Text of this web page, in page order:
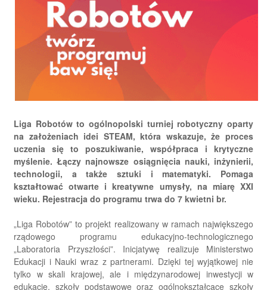
Liga Robotów to ogólnopolski turniej robotyczny oparty
na założeniach idei STEAM, która wskazuje, że proces
uczenia się to poszukiwanie, współpraca i krytyczne
myślenie. Łączy najnowsze osiągnięcia nauki, inżynierii,
technologii, a także sztuki i matematyki. Pomaga
kształtować otwarte i kreatywne umysły, na miarę XXI
wieku. Rejestracja do programu trwa do 7 kwietni br.
„Liga Robotów” to projekt realizowany w ramach największego
rządowego programu edukacyjno-technologicznego
„Laboratoria Przyszłości”. Inicjatywę realizuje Ministerstwo
Edukacji i Nauki wraz z partnerami. Dzięki tej wyjątkowej nie
tylko w skali krajowej, ale i międzynarodowej inwestycji w
edukację, szkoły podstawowe oraz ogólnokształcące szkoły